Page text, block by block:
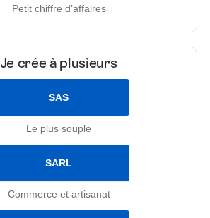
Petit chiffre d’affaires
Je crée à plusieurs
SAS
Le plus souple
SARL
Commerce et artisanat